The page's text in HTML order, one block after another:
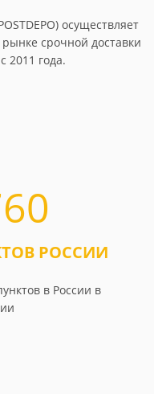
осуществляет
срочной доставки
2011 года.
РОССИИ
в России в